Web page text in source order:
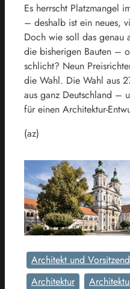
Es herrscht Platzmangel
– deshalb ist ein neues,
Doch wie soll das genau
die bisherigen Bauten –
schlicht? Neun
die Wahl. Die Wahl aus
aus ganz Deutschland –
für einen Architektur-
(az)
Architekt und
Architektur